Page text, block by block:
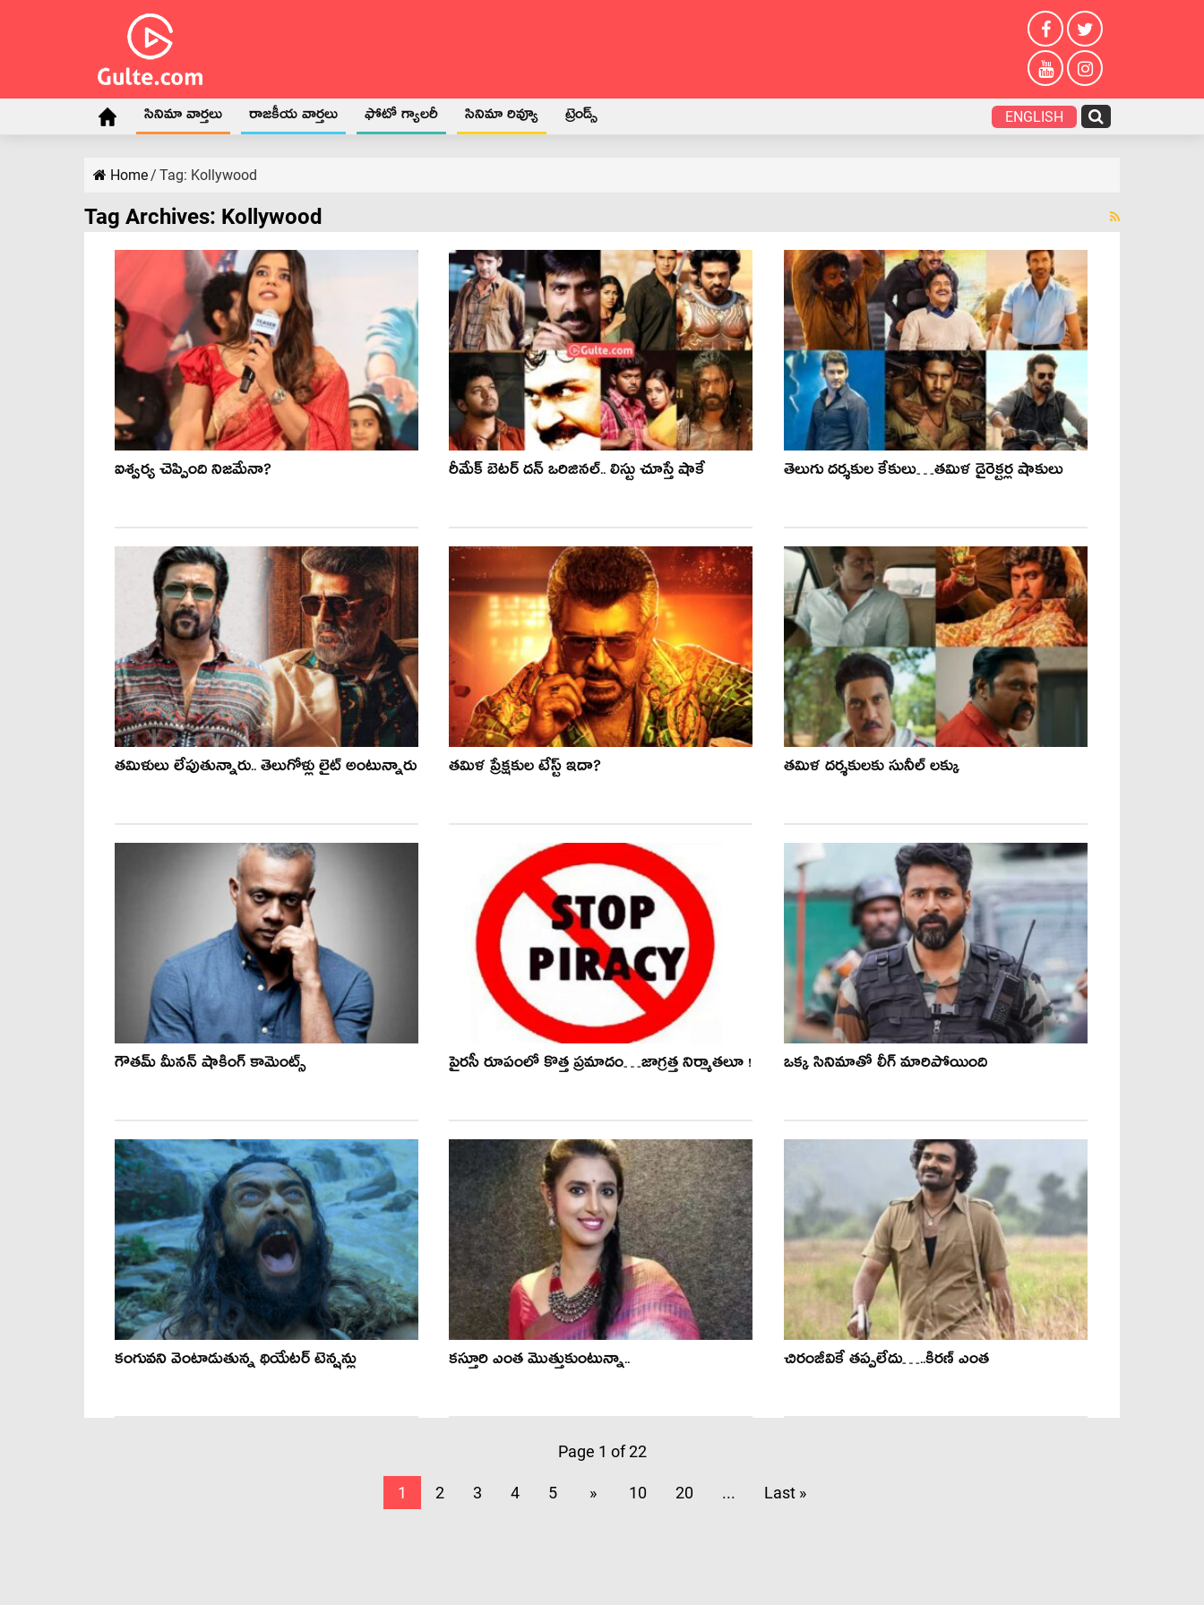
సినిమా వార్తలు రాజకీయ వార్తలు ఫోటో గ్యాలరీ సినిమా రివ్యూ ట్రెండ్స్ ENGLISH
Home/ Tag: Kollywood
Tag Archives: Kollywood
ఐశ్వర్య చెప్పింది నిజమేనా? రీమేక్ బెటర్ దన్ ఒరిజినల్.. లిస్టు చూస్తే షాకే తెలుగు దర్శకుల కేకులు…తమిళ డైరెక్టర్ల షాకులు
తమిళులు లేపుతున్నారు.. తెలుగోళ్లు లైట్ అంటున్నారు తమిళ ప్రేక్షకుల టేస్ట్ ఇదా? తమిళ దర్శకులకు సునీల్ లక్కు
గౌతమ్ మీనన్ షాకింగ్ కామెంట్స్ పైరసీ రూపంలో కొత్త ప్రమాదం…జాగ్రత్త నిర్మాతలూ ! ఒక్క సినిమాతో లీగ్ మారిపోయింది
కంగువని వెంటాడుతున్న థియేటర్ టెన్షన్లు కస్తూరి ఎంత మొత్తుకుంటున్నా.. చిరంజీవికే తప్పలేదు…..కిరణ్ ఎంత
Page 1 of 22
1 2 3 4 5 » 10 20 ... Last »